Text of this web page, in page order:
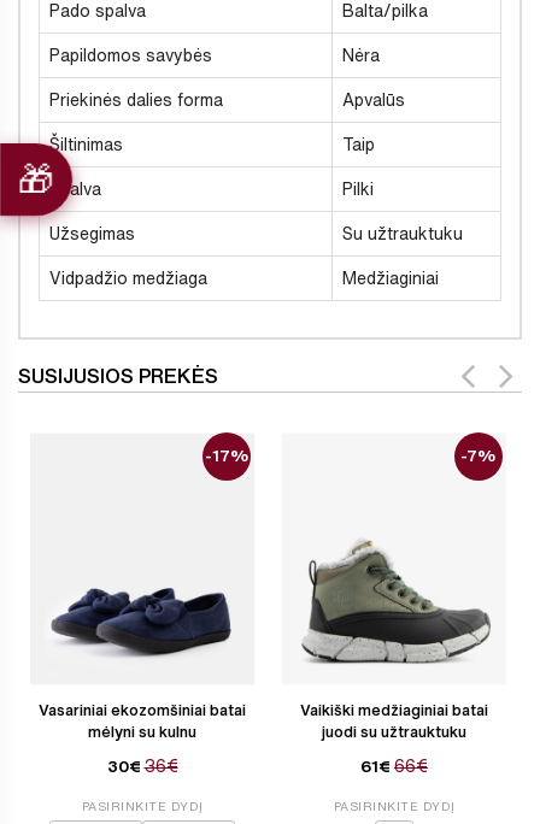
Pado spalva Balta/pilka
Papildomos savybės Nėra
Priekinės dalies forma Apvalūs
Šiltinimas Taip
Spalva Pilki
Užsegimas Su užtrauktuku
Vidpadžio medžiaga Medžiaginiai
SUSIJUSIOS PREKĖS
Vasariniai ekozomšiniai batai
mėlyni su kulnu
30€ 36€
-17%
PASIRINKITE DYDĮ
Vaikiški medžiaginiai batai
juodi su užtrauktuku
61€ 66€
-7%
PASIRINKITE DYDĮ